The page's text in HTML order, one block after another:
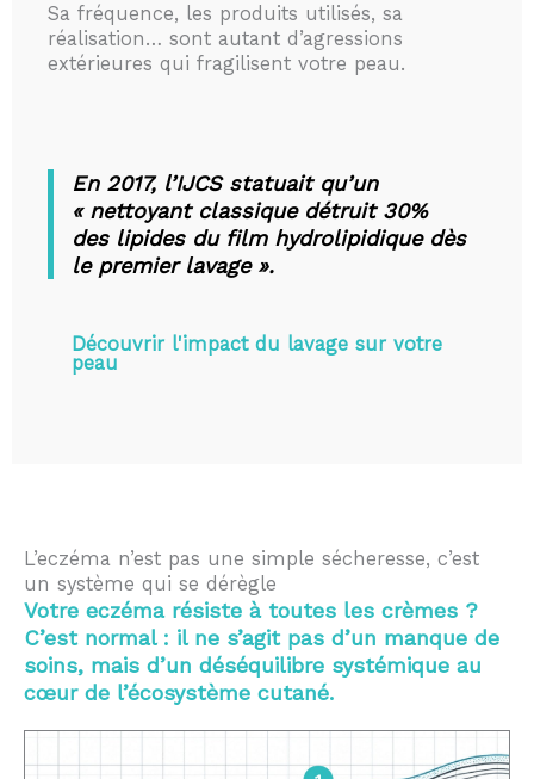
Sa fréquence, les produits utilisés, sa
réalisation… sont autant d’agressions
extérieures qui fragilisent votre peau.
En 2017, l’IJCS statuait qu’un
« nettoyant classique détruit 30%
des lipides du film hydrolipidique dès
le premier lavage ».
Découvrir l'impact du lavage sur votre
peau
L’eczéma n’est pas une simple sécheresse, c’est
un système qui se dérègle
Votre eczéma résiste à toutes les crèmes ?
C’est normal : il ne s’agit pas d’un manque de
soins, mais d’un déséquilibre systémique au
cœur de l’écosystème cutané.